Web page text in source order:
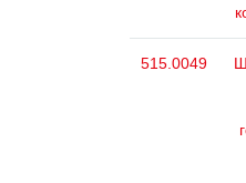
515.0049